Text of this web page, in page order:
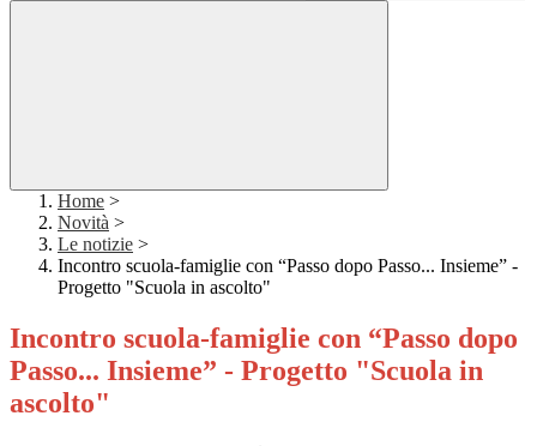
Home >
Novità >
Le notizie >
Incontro scuola-famiglie con “Passo dopo Passo... Insieme” -
Progetto "Scuola in ascolto"
Incontro scuola-famiglie con “Passo dopo
Passo... Insieme” - Progetto "Scuola in
ascolto"